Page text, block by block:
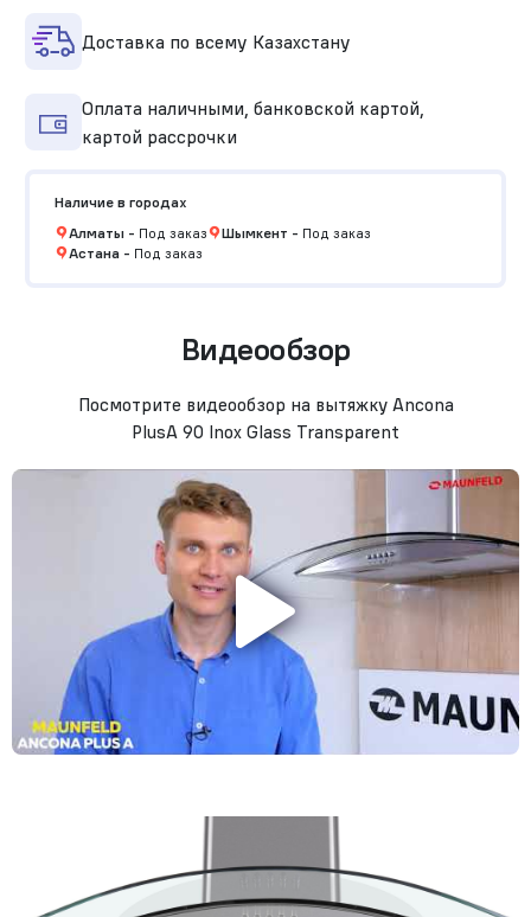
Доставка по всему Казахстану
Оплата наличными, банковской картой,
картой рассрочки
Наличие в городах
Алматы- Под заказ Шымкент - Под заказ
Астана- Под заказ
Видеообзор
Посмотрите видеообзор на вытяжку Ancona
PlusA 90 Inox Glass Transparent